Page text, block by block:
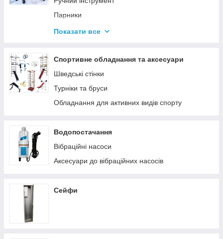
Парники
Термоси
Показати все
Спортивне обладнання та аксесуари
Шведські стінки
Турніки та бруси
Обладнання для активних видів спорту
Водопостачання
Вібраційні насоси
Аксесуари до вібраційних насосів
Сейфи